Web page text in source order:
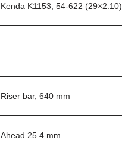
Kenda K1153, 54-622 (29×2.10)
Riser bar, 640 mm
Ahead 25.4 mm